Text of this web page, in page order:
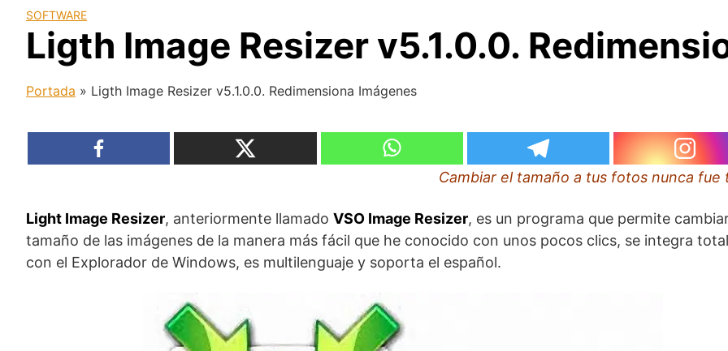
SOFTWARE
Ligth Image Resizer v5.1.0.0.
Portada » Ligth Image Resizer v5.1.0.0. Redimensiona Imágenes
Cambiar el tamaño a tus fotos nunca fue
Light Image Resizer, anteriormente llamado VSO Image Resizer, es un programa que permite
tamaño de las imágenes de la manera más fácil que he conocido con unos pocos clics, se integra
con el Explorador de Windows, es multilenguaje y soporta el español.